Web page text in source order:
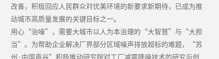
改善，积极回应人民群众对优美环境的新要求新期待，已成为推
动城市高质量发展的关键目标之一。
用心“治噪”，需要大城市以人为本治理的“大智慧”与“大担
当”。为帮助企业解决厂界部分区域噪声排放超标的难题，“苏
州·中国声谷”积极推动研究院对工厂减震降噪技术的研究与创